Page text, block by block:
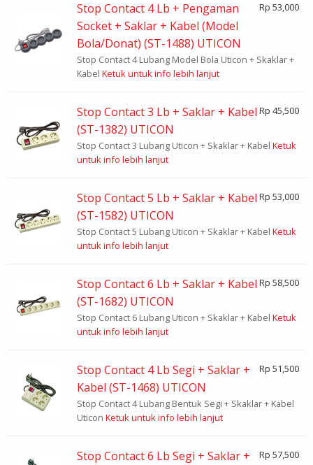
Stop Contact 4 Lb + Pengaman
Socket + Saklar + Kabel (Model
Bola/Donat) (ST-1488) UTICON
Rp 53,000
Stop Contact 4 Lubang Model Bola Uticon + Skaklar +
Kabel Ketuk untuk info lebih lanjut
Stop Contact 3 Lb + Saklar + Kabel
(ST-1382) UTICON
Rp 45,500
Stop Contact 3 Lubang Uticon + Skaklar + Kabel Ketuk
untuk info lebih lanjut
Stop Contact 5 Lb + Saklar + Kabel
(ST-1582) UTICON
Rp 53,000
Stop Contact 5 Lubang Uticon + Skaklar + Kabel Ketuk
untuk info lebih lanjut
Stop Contact 6 Lb + Saklar + Kabel
(ST-1682) UTICON
Rp 58,500
Stop Contact 6 Lubang Uticon + Skaklar + Kabel Ketuk
untuk info lebih lanjut
Stop Contact 4 Lb Segi + Saklar +
Kabel (ST-1468) UTICON
Rp 51,500
Stop Contact 4 Lubang Bentuk Segi + Skaklar + Kabel
Uticon Ketuk untuk info lebih lanjut
Stop Contact 6 Lb Segi + Saklar +
Rp 57,500